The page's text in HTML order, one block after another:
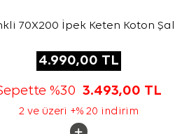
70X200 İpek Keten Koton Şal
4.990,00 TL
%30 3.493,00 TL
2 ve üzeri +% 20 indirim